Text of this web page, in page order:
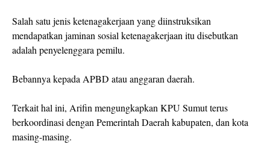
Salah satu jenis ketenagakerjaan yang diinstruksikan
mendapatkan jaminan sosial ketenagakerjaan itu disebutkan
adalah penyelenggara pemilu.
Bebannya kepada APBD atau anggaran daerah.
Terkait hal ini, Arifin mengungkapkan KPU Sumut terus
berkoordinasi dengan Pemerintah Daerah kabupaten, dan kota
masing-masing.